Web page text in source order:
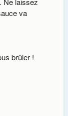
va
brûler !